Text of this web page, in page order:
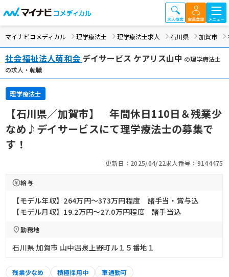
マイナビコメディカル 理学療法士 理学療法士求人 石川県 加賀市
社会福祉法人萌和会 デイサービス ケアリス山中 の理学療法士
の求人・転職
理学療法士
【石川県／加賀市】 年間休日110日＆残業少
なめ♪デイサービスにて理学療法士の募集で
す！
更新日：2025/04/22求人番号：9144475
給与
【モデル年収】264万円〜373万円程度 諸手当・賞与込
【モデル月収】19.2万円〜27.0万円程度 諸手当込
勤務地
石川県 加賀市 山中温泉上野町ル１５番地１
残業少なめ 積極採用中 車通勤可